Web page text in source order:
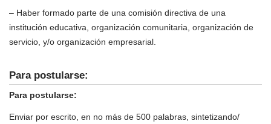
– Haber formado parte de una comisión directiva de una
institución educativa, organización comunitaria, organización de
servicio, y/o organización empresarial.
Para postularse:
Para postularse:
Enviar por escrito, en no más de 500 palabras, sintetizando/